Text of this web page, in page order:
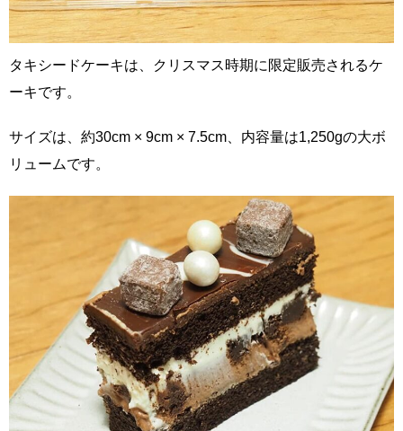
タキシードケーキは、クリスマス時期に限定販売されるケ
ーキです。
サイズは、約30cm × 9cm × 7.5cm、内容量は1,250gの大ボ
リュームです。